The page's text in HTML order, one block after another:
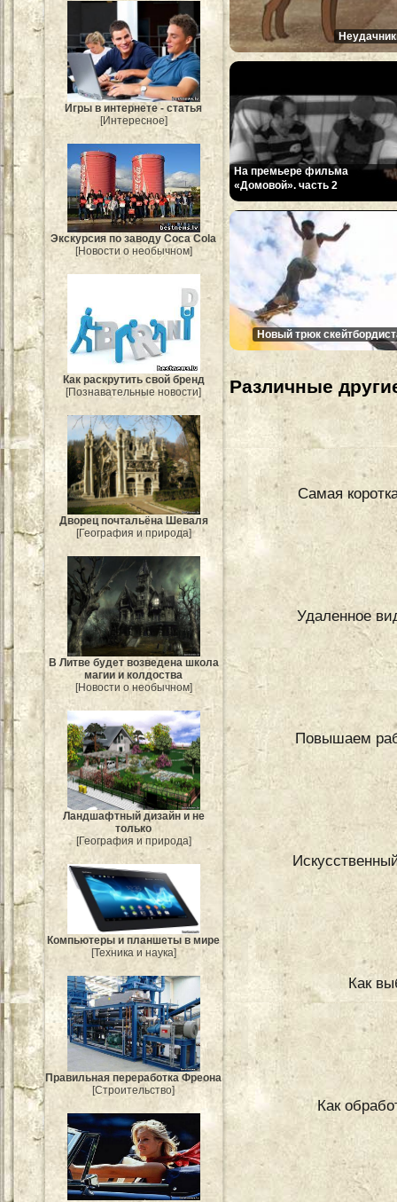
Игры в интернете - статья
[Интересное]
Экскурсия по заводу Coca Cola
[Новости о необычном]
Как раскрутить свой бренд
[Познавательные новости]
Дворец почтальёна Шеваля
[География и природа]
В Литве будет возведена школа
магии и колдоства
[Новости о необычном]
Ландшафтный дизайн и не
только
[География и природа]
Компьютеры и планшеты в мире
[Техника и наука]
Правильная переработка Фреона
[Строительство]
На премьере фильма
«Домовой». часть 2
Новый трюк
Различные
Самая
Удаленное
Повышаем
Как
Как